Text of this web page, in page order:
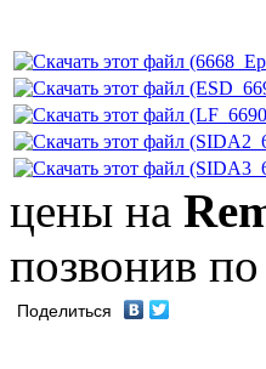
цены на
позвонив
Поделиться